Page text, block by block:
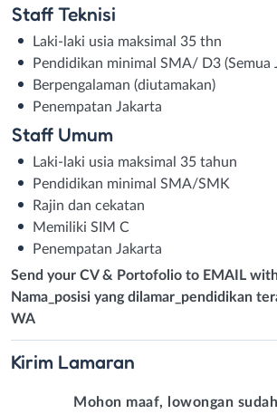
Staff Teknisi
Laki-laki usia maksimal 35 thn
Pendidikan minimal SMA/ D3 (Semua
Berpengalaman (diutamakan)
Penempatan Jakarta
Staff Umum
Laki-laki usia maksimal 35 tahun
Pendidikan minimal SMA/SMK
Rajin dan cekatan
Memiliki SIM C
Penempatan Jakarta
Send your CV & Portofolio to EMAIL
Nama_posisi yang dilamar_pendidikan
WA
Kirim Lamaran
Mohon maaf, lowongan